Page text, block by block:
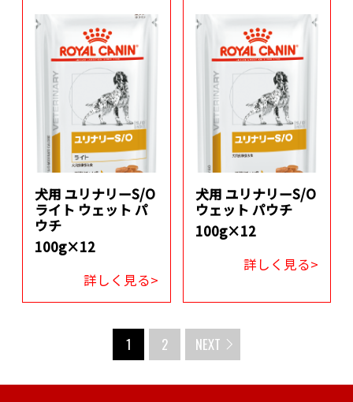
犬用 ユリナリーS/O
ライト ウェット パ
ウチ
100g×12
詳しく見る>
犬用 ユリナリーS/O
ウェット パウチ
100g×12
詳しく見る>
1 2 NEXT